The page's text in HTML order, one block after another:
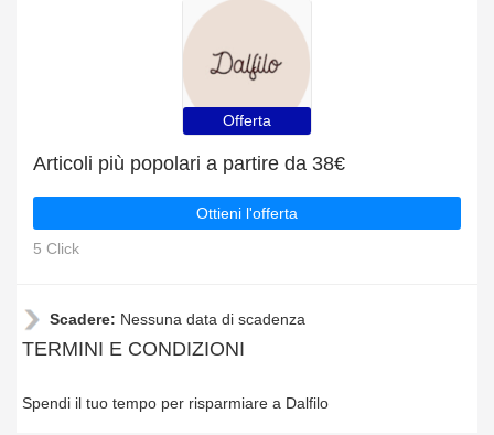
Offerta
Articoli più popolari a partire da 38€
Ottieni l'offerta
5 Click
Scadere: Nessuna data di scadenza
TERMINI E CONDIZIONI
Spendi il tuo tempo per risparmiare a Dalfilo